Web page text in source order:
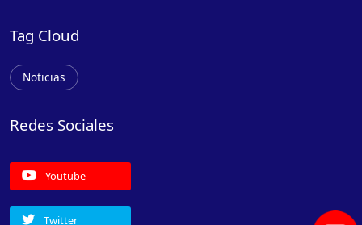
Tag Cloud
Noticias
Redes Sociales
Youtube
Twitter